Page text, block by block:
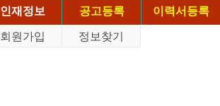
인재정보 공고등록
이력서등록
회원가입 정보찾기